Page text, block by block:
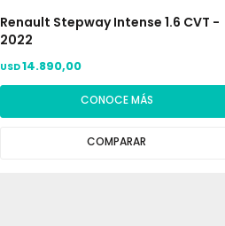
Renault Stepway Intense 1.6 CVT -
2022
USD14.890,00
CONOCE MÁS
COMPARAR